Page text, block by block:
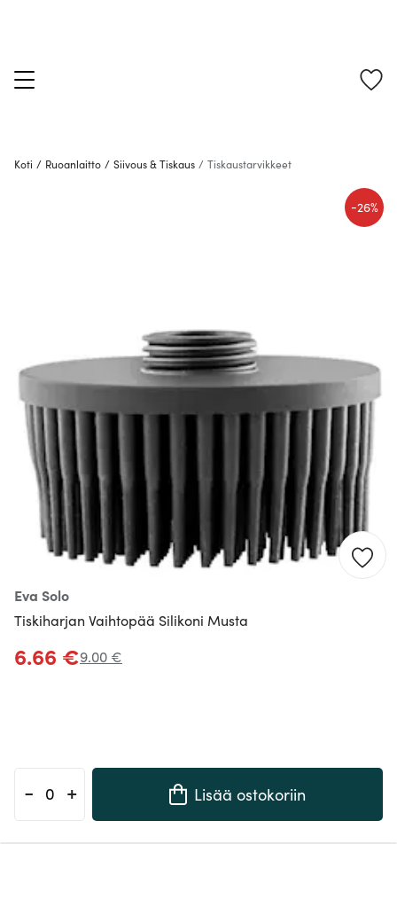
Koti / Ruoanlaitto / Siivous & Tiskaus / Tiskaustarvikkeet
Eva Solo
Tiskiharjan Vaihtopää Silikoni Musta
-26%
6.66 €9.00 €
- + Lisää ostokoriin